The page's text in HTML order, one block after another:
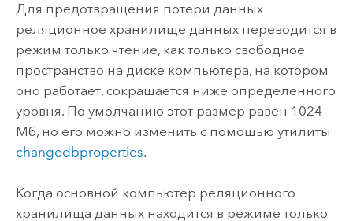
Для предотвращения потери данных
реляционное хранилище данных переводится в
режим только чтение, как только свободное
пространство на диске компьютера, на котором
оно работает, сокращается ниже определенного
уровня. По умолчанию этот размер равен 1024
Мб, но его можно изменить с помощью утилиты
changedbproperties.
Когда основной компьютер реляционного
хранилища данных находится в режиме только